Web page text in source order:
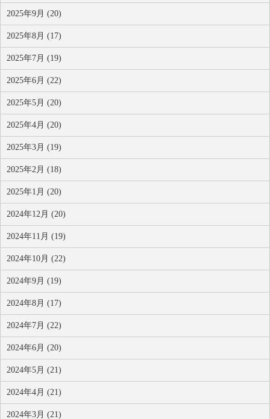
2025年9月 (20)
2025年8月 (17)
2025年7月 (19)
2025年6月 (22)
2025年5月 (20)
2025年4月 (20)
2025年3月 (19)
2025年2月 (18)
2025年1月 (20)
2024年12月 (20)
2024年11月 (19)
2024年10月 (22)
2024年9月 (19)
2024年8月 (17)
2024年7月 (22)
2024年6月 (20)
2024年5月 (21)
2024年4月 (21)
2024年3月 (21)